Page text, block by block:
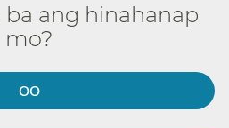
ang hinahanap
mo?​​
OO​​